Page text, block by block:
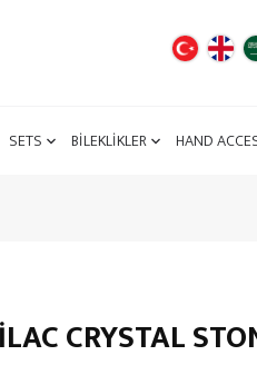
SETS BİLEKLİKLER HAND
CRYSTAL